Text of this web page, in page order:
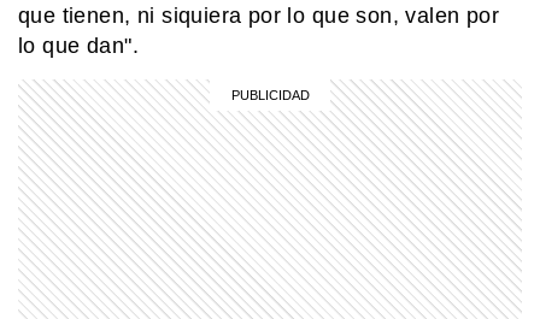
que tienen, ni siquiera por lo que son, valen por
lo que dan".